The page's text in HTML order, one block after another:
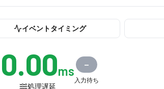
イベントタイミング
0.00ms
処理遅延
—
入力待ち